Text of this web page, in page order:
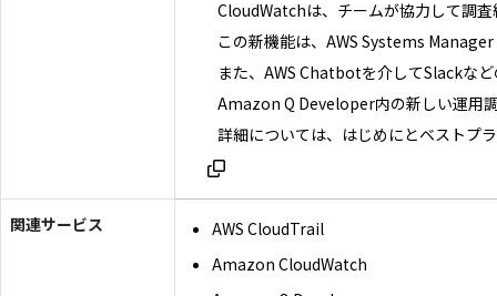
CloudWatchは、チームが協力して調
この新機能は、AWS Systems
また、AWS Chatbotを介してSlackな
Amazon Q Developer内の新しい運用
詳細については、はじめにとベストプ
関連サービス
AWS CloudTrail
Amazon CloudWatch